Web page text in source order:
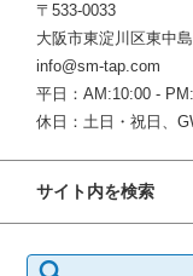
〒533-0033
大阪市東淀川区東中
info@sm-tap.com
平日：AM:10:00 -
休日：土日・祝日、
サイト内を検索
索: